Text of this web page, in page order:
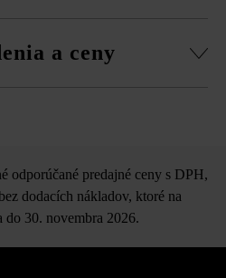
a ceny
odporúčané predajné ceny s DPH,
dodacích nákladov, ktoré na
do 30. novembra 2026.